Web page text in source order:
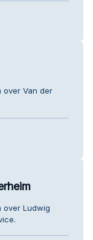
over Van der
over Ludwig